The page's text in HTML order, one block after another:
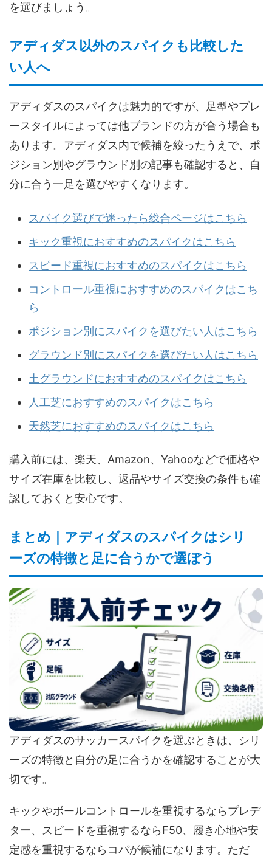
を選びましょう。
アディダス以外のスパイクも比較した
い人へ
アディダスのスパイクは魅力的ですが、足型やプレ
ースタイルによっては他ブランドの方が合う場合も
あります。アディダス内で候補を絞ったうえで、ポ
ジション別やグラウンド別の記事も確認すると、自
分に合う一足を選びやすくなります。
スパイク選びで迷ったら総合ページはこちら
キック重視におすすめのスパイクはこちら
スピード重視におすすめのスパイクはこちら
コントロール重視におすすめのスパイクはこち
ら
ポジション別にスパイクを選びたい人はこちら
グラウンド別にスパイクを選びたい人はこちら
土グラウンドにおすすめのスパイクはこちら
人工芝におすすめのスパイクはこちら
天然芝におすすめのスパイクはこちら
購入前には、楽天、Amazon、Yahooなどで価格や
サイズ在庫を比較し、返品やサイズ交換の条件も確
認しておくと安心です。
まとめ｜アディダスのスパイクはシリ
ーズの特徴と足に合うかで選ぼう
アディダスのサッカースパイクを選ぶときは、シリ
ーズの特徴と自分の足に合うかを確認することが大
切です。
キックやボールコントロールを重視するならプレデ
ター、スピードを重視するならF50、履き心地や安
定感を重視するならコパが候補になります。ただ